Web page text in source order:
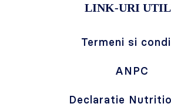
LINK-URI
Termeni si
ANPC
Declaratie